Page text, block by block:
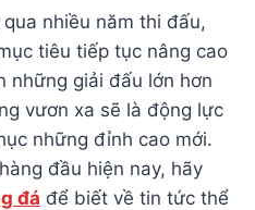
nhiều năm thi đấu,
tiêu tiếp tục nâng cao
những giải đấu lớn hơn
vươn xa sẽ là động lực
những đỉnh cao mới.
đầu hiện nay, hãy
đá để biết về tin tức thể